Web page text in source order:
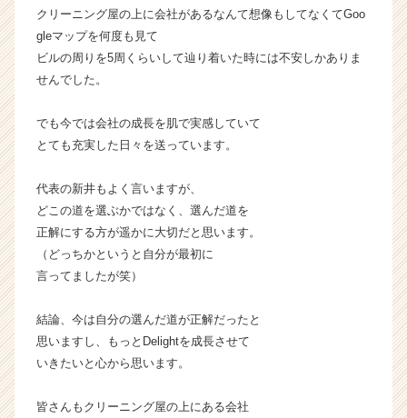
が
就
イ
ト
ア
ャ
リ
ア
e
e
C
r
クリーニング屋の上に会社があるなんて想像もしてなくてGoo
gleマップを何度も見て
ビルの周りを5周くらいして辿り着いた時には不安しかありま
せんでした。
でも今では会社の成長を肌で実感していて
とても充実した日々を送っています。
代表の新井もよく言いますが、
どこの道を選ぶかではなく、選んだ道を
正解にする方が遥かに大切だと思います。
（どっちかというと自分が最初に
言ってましたが笑）
結論、今は自分の選んだ道が正解だったと
思いますし、もっとDelightを成長させて
いきたいと心から思います。
皆さんもクリーニング屋の上にある会社